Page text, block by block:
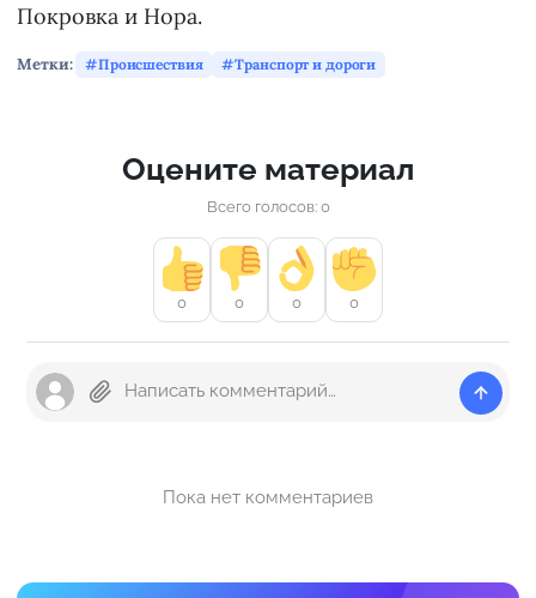
Покровка и Нора.
Метки: Происшествия Транспорт и дороги
Оцените материал
Всего голосов: 0
0 0 0 0
Пока нет комментариев